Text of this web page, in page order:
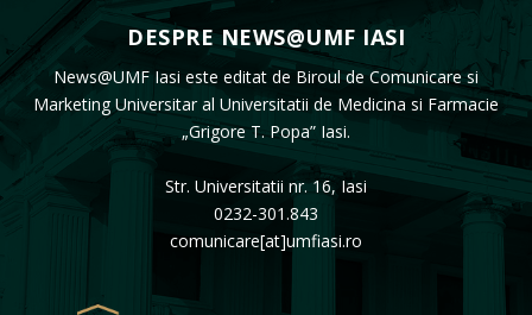
DESPRE NEWS@UMF IASI
News@UMF Iasi este editat de Biroul de Comunicare si
Marketing Universitar al Universitatii de Medicina si Farmacie
„Grigore T. Popa” Iasi.
Str. Universitatii nr. 16, Iasi
0232-301.843
comunicare[at]umfiasi.ro